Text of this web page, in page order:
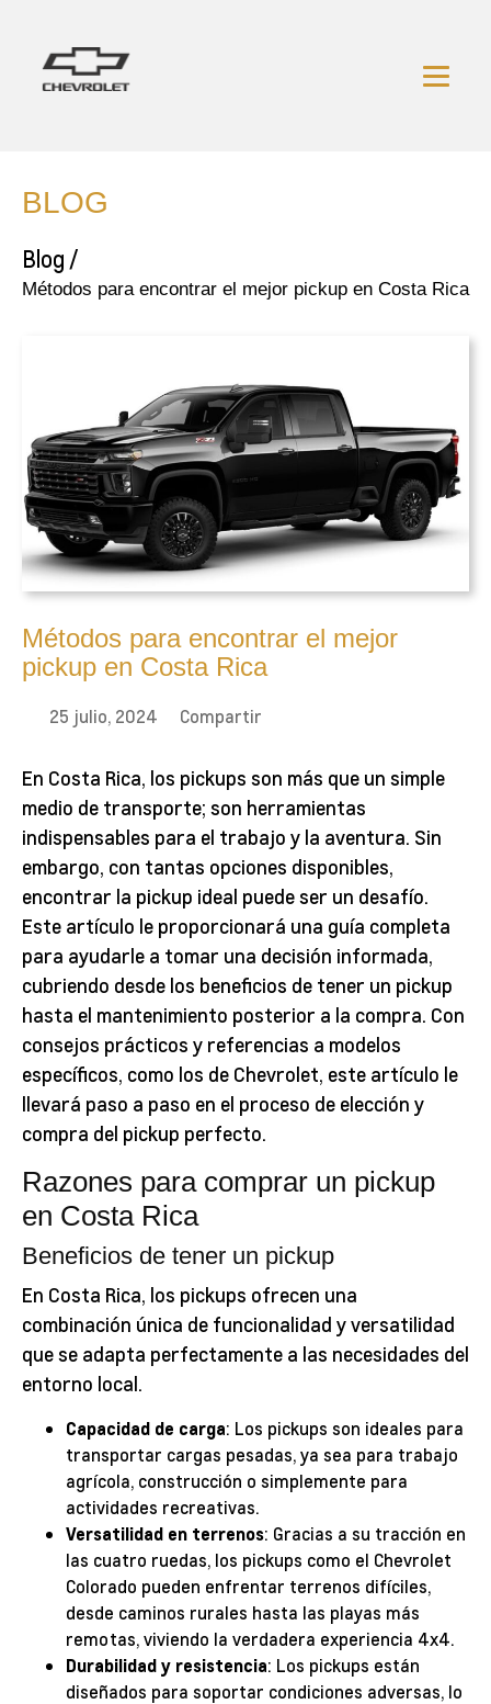
BLOG
Blog /
Métodos para encontrar el mejor pickup en Costa Rica
Métodos para encontrar el mejor
pickup en Costa Rica
25 julio, 2024 Compartir
En Costa Rica, los pickups son más que un simple
medio de transporte; son herramientas
indispensables para el trabajo y la aventura. Sin
embargo, con tantas opciones disponibles,
encontrar la pickup ideal puede ser un desafío.
Este artículo le proporcionará una guía completa
para ayudarle a tomar una decisión informada,
cubriendo desde los beneficios de tener un pickup
hasta el mantenimiento posterior a la compra. Con
consejos prácticos y referencias a modelos
específicos, como los de Chevrolet, este artículo le
llevará paso a paso en el proceso de elección y
compra del pickup perfecto.
Razones para comprar un pickup
en Costa Rica
Beneficios de tener un pickup
En Costa Rica, los pickups ofrecen una
combinación única de funcionalidad y versatilidad
que se adapta perfectamente a las necesidades del
entorno local.
Capacidad de carga: Los pickups son ideales para
transportar cargas pesadas, ya sea para trabajo
agrícola, construcción o simplemente para
actividades recreativas.
Versatilidad en terrenos: Gracias a su tracción en
las cuatro ruedas, los pickups como el Chevrolet
Colorado pueden enfrentar terrenos difíciles,
desde caminos rurales hasta las playas más
remotas, viviendo la verdadera experiencia 4x4.
Durabilidad y resistencia: Los pickups están
diseñados para soportar condiciones adversas, lo